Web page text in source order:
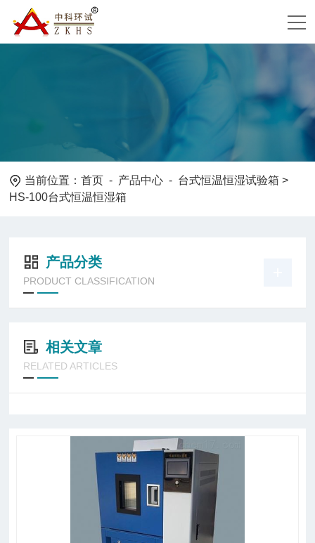
当前位置：首页 - 产品中心 - 台式恒温恒湿试验箱 >
HS-100台式恒温恒湿箱
产品分类
PRODUCT CLASSIFICATION
相关文章
RELATED ARTICLES